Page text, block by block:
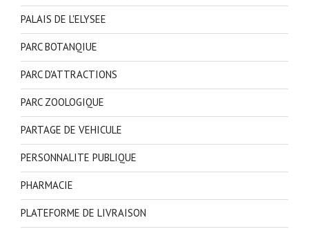
PALAIS DE L'ELYSEE
PARC BOTANQIUE
PARC D'ATTRACTIONS
PARC ZOOLOGIQUE
PARTAGE DE VEHICULE
PERSONNALITE PUBLIQUE
PHARMACIE
PLATEFORME DE LIVRAISON